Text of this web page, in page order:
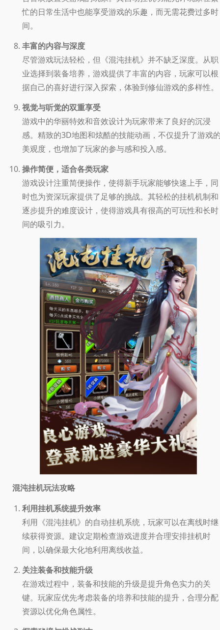
忙的日常生活中也能享受游戏的乐趣，而无需花费过多时
间。
丰富的内容与深度
尽管游戏玩法轻松，但《混沌挂机》并不缺乏深度。从职
业选择到装备培养，游戏提供了丰富的内容，玩家可以根
据自己的喜好进行深入探索，体验到修仙游戏的多样性。
视觉与听觉的双重享受
游戏中的华丽特效和音效设计为玩家带来了良好的沉浸
感。精致的3D地图和炫酷的技能动画，不仅提升了游戏
美观度，也增加了玩家的参与感和投入感。
操作简便，适合各类玩家
游戏设计注重简便操作，使得新手玩家能够快速上手，同
时也为资深玩家提供了足够的挑战。其轻松的挂机机制和
逐步提升的难度设计，使得游戏具有很高的可玩性和长时
间的吸引力。
混沌挂机玩法攻略
利用挂机系统提升效率
利用《混沌挂机》的自动挂机系统，玩家可以在离线时继
续获得资源。建议定期检查游戏进度并合理安排挂机时
间，以确保最大化地利用离线收益。
关注装备和技能升级
在游戏过程中，装备和技能的升级是提升角色实力的关
键。玩家应优先考虑装备的培养和技能的提升，合理分配
资源以优化角色属性。